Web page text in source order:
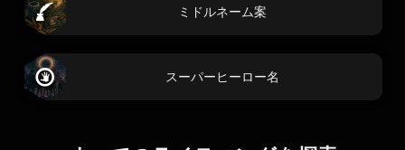
ミドルネーム案
スーパーヒーロー名